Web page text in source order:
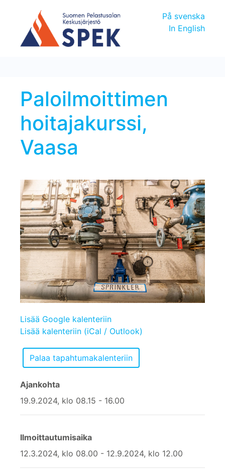
På svenska
In English
Paloilmoittimen
hoitajakurssi,
Vaasa
Lisää Google kalenteriin
Lisää kalenteriin (iCal / Outlook)
Ajankohta
19.9.2024, klo 08.15 - 16.00
Ilmoittautumisaika
12.3.2024, klo 08.00 - 12.9.2024, klo 12.00